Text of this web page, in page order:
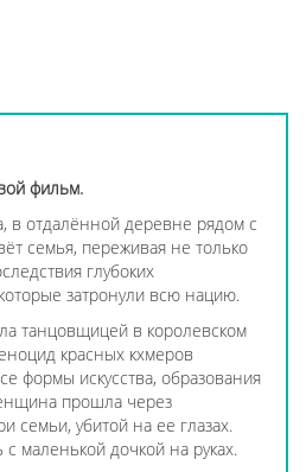
фильм.
в отдалённой деревне рядом с
семья, переживая не только
глубоких
затронули всю нацию.
танцовщицей в королевском
красных кхмеров
формы искусства, образования
прошла через
семьи, убитой на ее глазах.
маленькой дочкой на руках.